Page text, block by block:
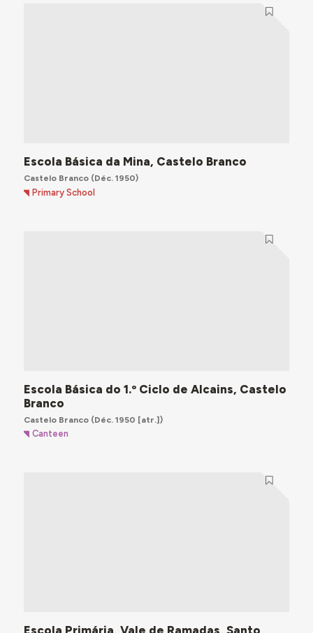
Escola Básica da Mina, Castelo Branco
Castelo Branco(Déc. 1950)
Primary School
Escola Básica do 1.º Ciclo de Alcains, Castelo
Branco
Castelo Branco(Déc. 1950 [atr.])
Canteen